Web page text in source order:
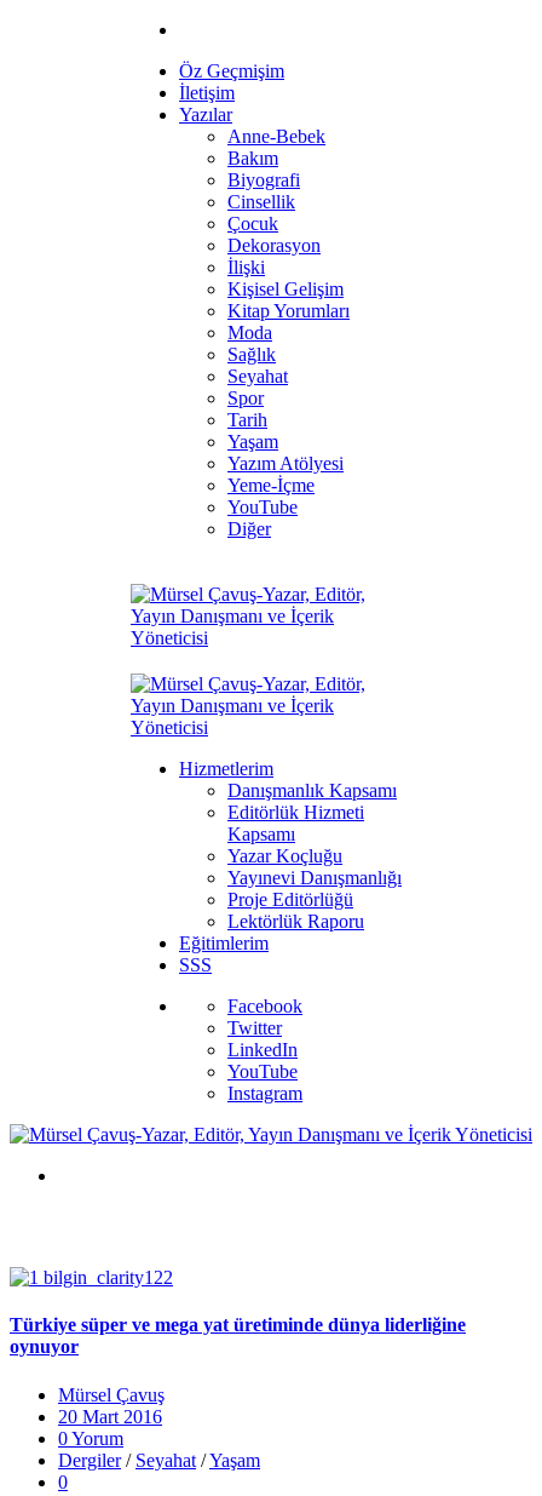
Öz Geçmişim
İletişim
Yazılar
Anne-Bebek
Bakım
Biyografi
Cinsellik
Çocuk
Dekorasyon
İlişki
Kişisel Gelişim
Kitap Yorumları
Moda
Sağlık
Seyahat
Spor
Tarih
Yaşam
Yazım Atölyesi
Yeme-İçme
YouTube
Diğer
Hizmetlerim
Danışmanlık Kapsamı
Editörlük Hizmeti
Kapsamı
Yazar Koçluğu
Yayınevi Danışmanlığı
Proje Editörlüğü
Lektörlük Raporu
Eğitimlerim
SSS
Facebook
Twitter
LinkedIn
YouTube
Instagram
Türkiye süper ve mega yat üretiminde dünya liderliğine
oynuyor
Mürsel Çavuş
20 Mart 2016
0 Yorum
Dergiler/ Seyahat /Yaşam
0